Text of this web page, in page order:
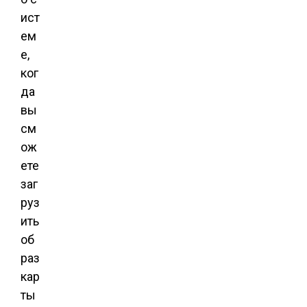
ист
ем
е,
ког
да
вы
см
ож
ете
заг
руз
ить
об
раз
кар
ты